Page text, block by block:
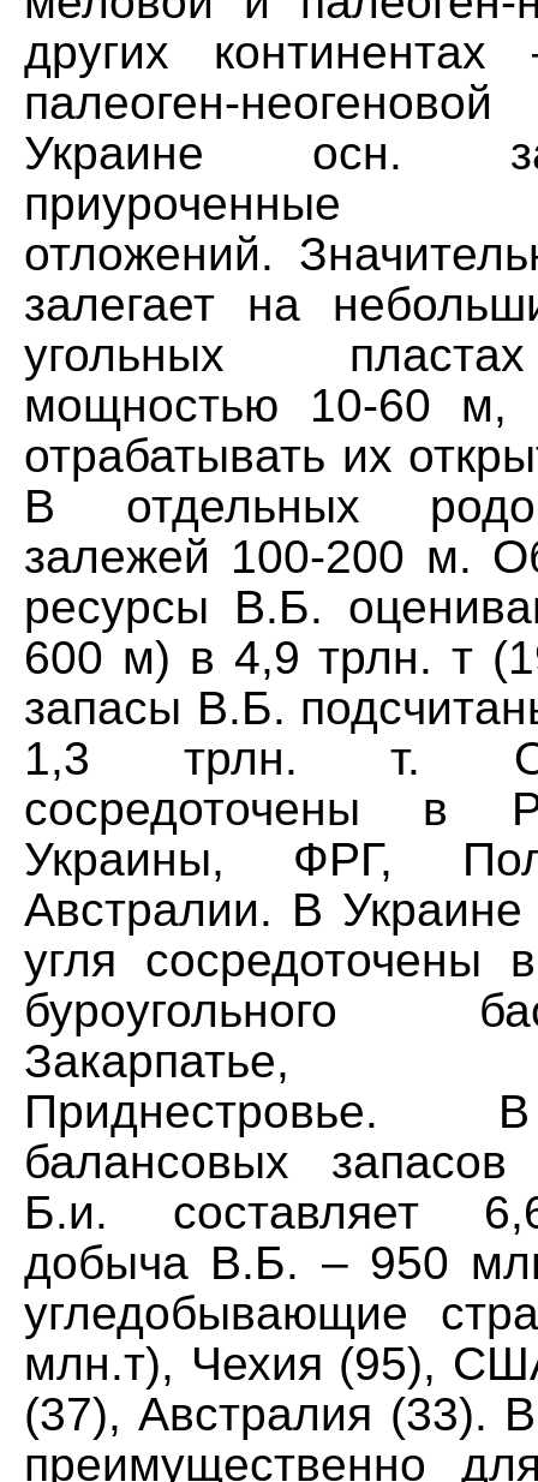
других
палеоген-
Украине осн.
приуроченные
отложений.
залегает на
угольных
мощностью 10-60 м,
отрабатывать их
В отдельных
залежей 100-200 м.
ресурсы В.Б.
600 м) в 4,9 трлн. т
запасы В.Б.
1,3 трлн. т.
сосредоточены в
Украины, ФРГ,
Австралии. В Украине
угля сосредоточены
буроугольного
Закарпатье,
Приднестровье.
балансовых
Б.и. составляет
добыча В.Б. – 950
угледобывающие
млн.т), Чехия (95),
(37), Австралия (33).
преимущественно